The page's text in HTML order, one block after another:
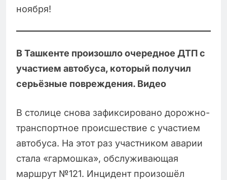
ноября!
В Ташкенте произошло очередное ДТП с
участием автобуса, который получил
серьёзные повреждения. Видео
В столице снова зафиксировано дорожно-
транспортное происшествие с участием
автобуса. На этот раз участником аварии
стала «гармошка», обслуживающая
маршрут №121. Инцидент произошёл